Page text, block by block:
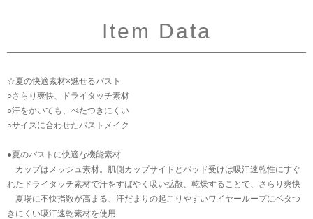
Item Data
☆夏の快適素材×魅せるバスト
○さらり爽快、ドライタッチ素材
○汗をかいても、べたつきにくい
○サイズに合わせたバストメイク
●夏のバストに快適な機能素材
カップはメッシュ素材。肌側カップサイドとパッド受けは吸汗速乾性にすぐ
れたドライタッチ素材で汗をすばやく吸い拡散、乾燥することで、さらり爽快
夏場に不快指数が高まる、汗だまりの起こりやすいワイヤーループにベタつ
きにくい吸汗速乾素材を使用